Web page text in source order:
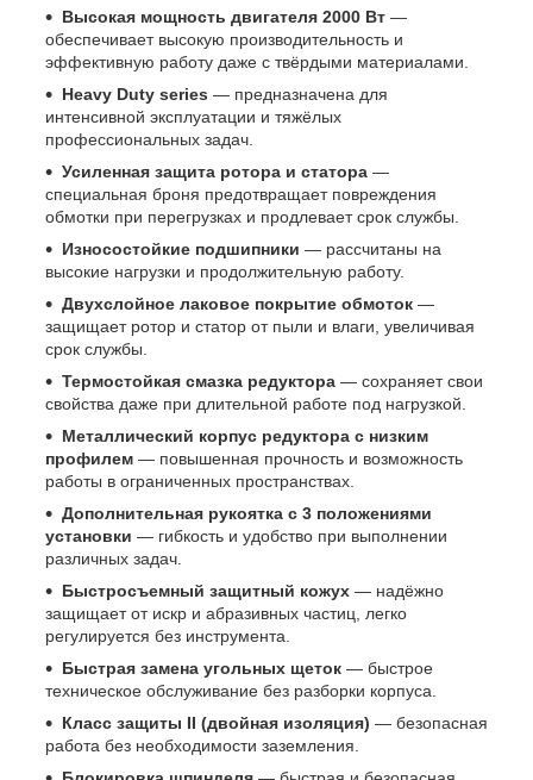
Высокая мощность двигателя 2000 Вт —
обеспечивает высокую производительность и
эффективную работу даже с твёрдыми материалами.
Heavy Duty series — предназначена для
интенсивной эксплуатации и тяжёлых
профессиональных задач.
Усиленная защита ротора и статора —
специальная броня предотвращает повреждения
обмотки при перегрузках и продлевает срок службы.
Износостойкие подшипники — рассчитаны на
высокие нагрузки и продолжительную работу.
Двухслойное лаковое покрытие обмоток —
защищает ротор и статор от пыли и влаги, увеличивая
срок службы.
Термостойкая смазка редуктора — сохраняет свои
свойства даже при длительной работе под нагрузкой.
Металлический корпус редуктора с низким
профилем — повышенная прочность и возможность
работы в ограниченных пространствах.
Дополнительная рукоятка с 3 положениями
установки — гибкость и удобство при выполнении
различных задач.
Быстросъемный защитный кожух — надёжно
защищает от искр и абразивных частиц, легко
регулируется без инструмента.
Быстрая замена угольных щеток — быстрое
техническое обслуживание без разборки корпуса.
Класс защиты II (двойная изоляция) — безопасная
работа без необходимости заземления.